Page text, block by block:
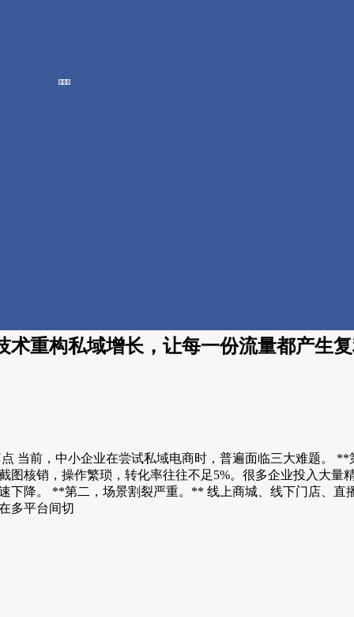
术重构私域增长，让每一份流量都产生
当前，中小企业在尝试私域电商时，普遍面临三大难题。
图核销，操作繁琐，转化率往往不足5%。很多企业投入大量
下降。 **第二，场景割裂严重。** 线上商城、线下门店、
多平台间切